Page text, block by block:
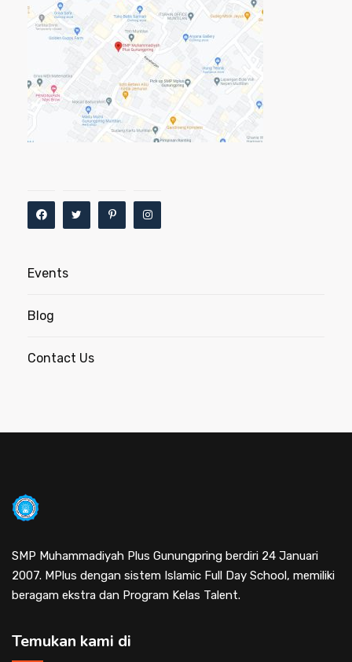
Events
Blog
Contact Us
SMP Muhammadiyah Plus Gunungpring berdiri 24 Januari
2007. MPlus dengan sistem Islamic Full Day School, memiliki
beragam ekstra dan Program Kelas Talent.
Temukan kami di